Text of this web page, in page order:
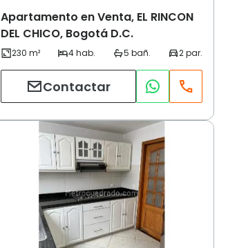
Apartamento en Venta, EL RINCON
DEL CHICO, Bogotá D.C.
Contactar